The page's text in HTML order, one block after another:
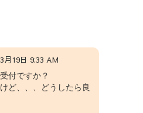
月19日 9:33 AM
付ですか？
ど、、、どうしたら良